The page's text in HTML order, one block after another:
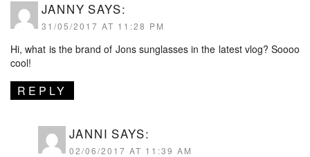
JANNY SAYS:
31/05/2017 AT 11:28 PM
Hi, what is the brand of Jons sunglasses in the latest vlog? Soooo
cool!
REPLY
JANNI SAYS:
02/06/2017 AT 11:39 AM